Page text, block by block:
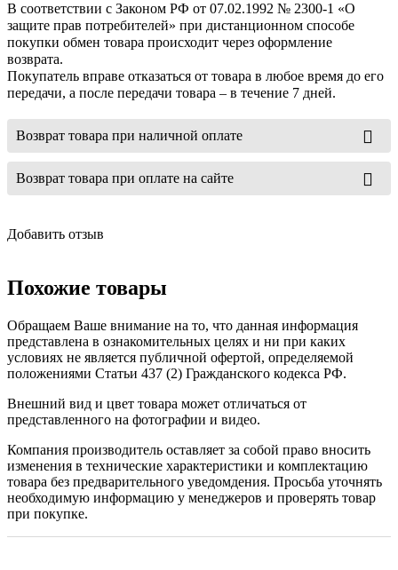
В соответствии с Законом РФ от 07.02.1992 № 2300-1 «О
защите прав потребителей» при дистанционном способе
покупки обмен товара происходит через оформление
возврата.
Покупатель вправе отказаться от товара в любое время до его
передачи, а после передачи товара – в течение 7 дней.
Возврат товара при наличной оплате
Возврат товара при оплате на сайте
Добавить отзыв
Похожие товары
Обращаем Ваше внимание на то, что данная информация
представлена в ознакомительных целях и ни при каких
условиях не является публичной офертой, определяемой
положениями Статьи 437 (2) Гражданского кодекса РФ.
Внешний вид и цвет товара может отличаться от
представленного на фотографии и видео.
Компания производитель оставляет за собой право вносить
изменения в технические характеристики и комплектацию
товара без предварительного уведомдения. Просьба уточнять
необходимую информацию у менеджеров и проверять товар
при покупке.